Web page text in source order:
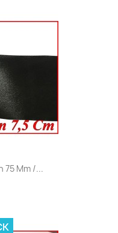
75 Mm /...